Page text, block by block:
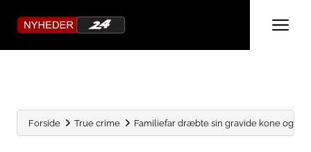
Forside True crime Familiefar dræbte sin gravide kone og